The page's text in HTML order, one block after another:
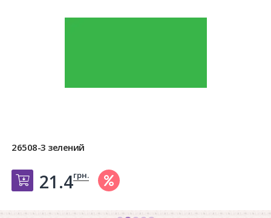
26508-3 зелений
Добавить в корзину
21.4грн.